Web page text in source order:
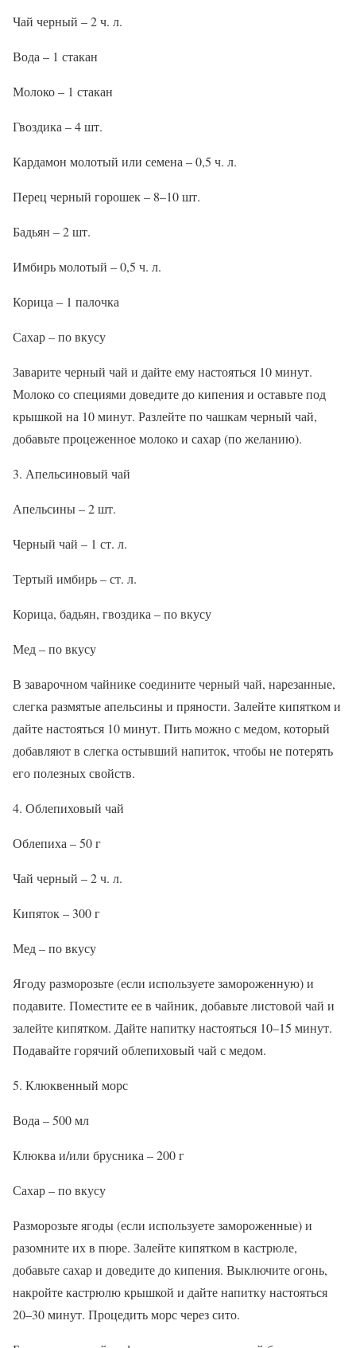
Чай черный – 2 ч. л.
Вода – 1 стакан
Молоко – 1 стакан
Гвоздика – 4 шт.
Кардамон молотый или семена – 0,5 ч. л.
Перец черный горошек – 8–10 шт.
Бадьян – 2 шт.
Имбирь молотый – 0,5 ч. л.
Корица – 1 палочка
Сахар – по вкусу
Заварите черный чай и дайте ему настояться 10 минут.
Молоко со специями доведите до кипения и оставьте под
крышкой на 10 минут. Разлейте по чашкам черный чай,
добавьте процеженное молоко и сахар (по желанию).
3. Апельсиновый чай
Апельсины – 2 шт.
Черный чай – 1 ст. л.
Тертый имбирь – ст. л.
Корица, бадьян, гвоздика – по вкусу
Мед – по вкусу
В заварочном чайнике соедините черный чай, нарезанные,
слегка размятые апельсины и пряности. Залейте кипятком и
дайте настояться 10 минут. Пить можно с медом, который
добавляют в слегка остывший напиток, чтобы не потерять
его полезных свойств.
4. Облепиховый чай
Облепиха – 50 г
Чай черный – 2 ч. л.
Кипяток – 300 г
Мед – по вкусу
Ягоду разморозьте (если используете замороженную) и
подавите. Поместите ее в чайник, добавьте листовой чай и
залейте кипятком. Дайте напитку настояться 10–15 минут.
Подавайте горячий облепиховый чай с медом.
5. Клюквенный морс
Вода – 500 мл
Клюква и/или брусника – 200 г
Сахар – по вкусу
Разморозьте ягоды (если используете замороженные) и
разомните их в пюре. Залейте кипятком в кастрюле,
добавьте сахар и доведите до кипения. Выключите огонь,
накройте кастрюлю крышкой и дайте напитку настояться
20–30 минут. Процедить морс через сито.